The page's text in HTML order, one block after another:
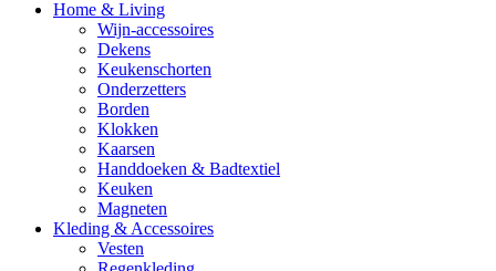
Home & Living
Wijn-accessoires
Dekens
Keukenschorten
Onderzetters
Borden
Klokken
Kaarsen
Handdoeken & Badtextiel
Keuken
Magneten
Kleding & Accessoires
Vesten